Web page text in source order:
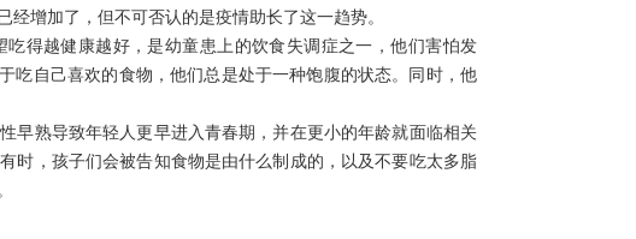
增加了，但不可否认的是疫情助长了这一趋势。
得越健康越好，是幼童患上的饮食失调症之一，他们害怕发
吃自己喜欢的食物，他们总是处于一种饱腹的状态。同时，他
早熟导致年轻人更早进入青春期，并在更小的年龄就面临相关
时，孩子们会被告知食物是由什么制成的，以及不要吃太多脂